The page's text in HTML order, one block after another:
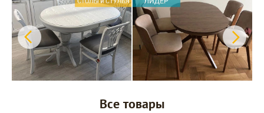
Все товары